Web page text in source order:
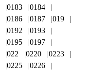
0183
0184
0186 0187
019
0192
0193
0195
0197
022 0220
0223
0225
0226